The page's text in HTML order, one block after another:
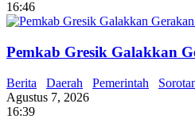
16:46
Pemkab Gresik Galakkan
Berita Daerah Pemerintah
Agustus 7, 2026
16:39